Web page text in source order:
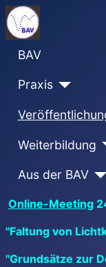
BAV
Praxis
Weiterbildung
Aus der BAV
Online-Meeting
"Faltung von
"Grundsätze zur